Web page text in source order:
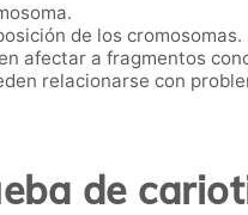
de los cromosomas.
afectar a fragmentos
relacionarse con
de